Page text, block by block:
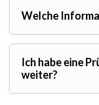
Welche
Ich habe eine
weiter?